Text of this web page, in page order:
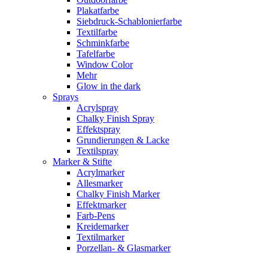
Plakatfarbe
Siebdruck-Schablonierfarbe
Textilfarbe
Schminkfarbe
Tafelfarbe
Window Color
Mehr
Glow in the dark
Sprays
Acrylspray
Chalky Finish Spray
Effektspray
Grundierungen & Lacke
Textilspray
Marker & Stifte
Acrylmarker
Allesmarker
Chalky Finish Marker
Effektmarker
Farb-Pens
Kreidemarker
Textilmarker
Porzellan- & Glasmarker